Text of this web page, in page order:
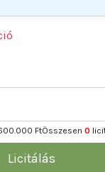
FtÖsszesen0
Licitálás